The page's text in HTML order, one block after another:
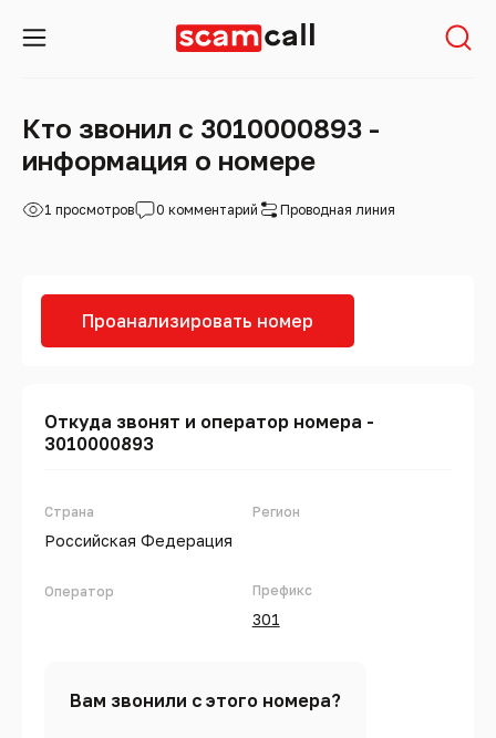
Кто звонил с 3010000893 -
информация о номере
1 просмотров 0 комментарий Проводная линия
Проанализировать номер
Откуда звонят и оператор номера -
3010000893
Страна
Российская Федерация
Оператор
Регион
Префикс
301
Вам звонили с этого номера?